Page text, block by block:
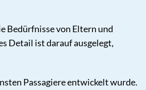
Bedürfnisse von Eltern und
Detail ist darauf ausgelegt,
Passagiere entwickelt wurde.